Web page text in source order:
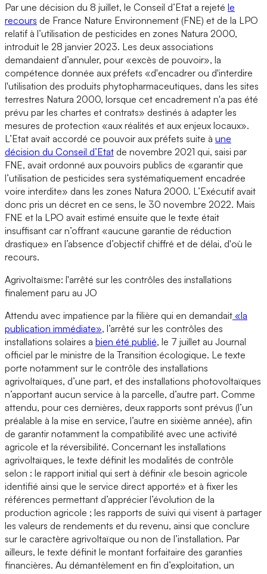
Par une décision du 8 juillet, le Conseil d’Etat a rejeté le
recours de France Nature Environnement (FNE) et de la LPO
relatif à l’utilisation de pesticides en zones Natura 2000,
introduit le 28 janvier 2023. Les deux associations
demandaient d’annuler, pour «excès de pouvoir», la
compétence donnée aux préfets «d'encadrer ou d'interdire
l'utilisation des produits phytopharmaceutiques, dans les sites
terrestres Natura 2000, lorsque cet encadrement n'a pas été
prévu par les chartes et contrats» destinés à adapter les
mesures de protection «aux réalités et aux enjeux locaux».
L’Etat avait accordé ce pouvoir aux préfets suite à une
décision du Conseil d’Etat de novembre 2021 qui, saisi par
FNE, avait ordonné aux pouvoirs publics de «garantir que
l’utilisation de pesticides sera systématiquement encadrée
voire interdite» dans les zones Natura 2000. L’Exécutif avait
donc pris un décret en ce sens, le 30 novembre 2022. Mais
FNE et la LPO avait estimé ensuite que le texte était
insuffisant car n’offrant «aucune garantie de réduction
drastique» en l’absence d’objectif chiffré et de délai, d'où le
recours.
Agrivoltaïsme: l'arrêté sur les contrôles des installations
finalement paru au JO
Attendu avec impatience par la filière qui en demandait «la
publication immédiate», l’arrêté sur les contrôles des
installations solaires a bien été publié, le 7 juillet au Journal
officiel par le ministre de la Transition écologique. Le texte
porte notamment sur le contrôle des installations
agrivoltaïques, d’une part, et des installations photovoltaïques
n’apportant aucun service à la parcelle, d’autre part. Comme
attendu, pour ces dernières, deux rapports sont prévus (l’un
préalable à la mise en service, l’autre en sixième année), afin
de garantir notamment la compatibilité avec une activité
agricole et la réversibilité. Concernant les installations
agrivoltaïques, le texte définit les modalités de contrôle
selon : le rapport initial qui sert à définir «le besoin agricole
identifié ainsi que le service direct apporté» et à fixer les
références permettant d’apprécier l’évolution de la
production agricole ; les rapports de suivi qui visent à partager
les valeurs de rendements et du revenu, ainsi que conclure
sur le caractère agrivoltaïque ou non de l’installation. Par
ailleurs, le texte définit le montant forfaitaire des garanties
financières. Au démantèlement en fin d’exploitation, un